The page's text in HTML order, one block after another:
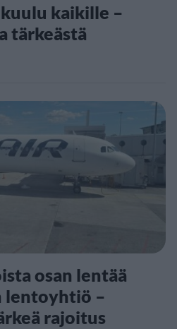
kaikille –
tärkeästä
osan lentää
lentoyhtiö –
rajoitus